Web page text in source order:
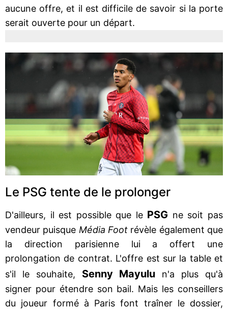
aucune offre, et il est difficile de savoir si la porte
serait ouverte pour un départ.
Le PSG tente de le prolonger
D'ailleurs, il est possible que le PSG ne soit pas
vendeur puisque Média Foot révèle également que
la direction parisienne lui a offert une
prolongation de contrat. L'offre est sur la table et
s'il le souhaite, Senny Mayulu n'a plus qu'à
signer pour étendre son bail. Mais les conseillers
du joueur formé à Paris font traîner le dossier,